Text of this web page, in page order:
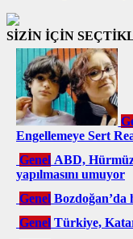
SİZİN İÇİN
Engellemeye Sert
Genel ABD,
yapılmasını umuyor
Genel Bozdoğan’da
Genel Türkiye, Katar